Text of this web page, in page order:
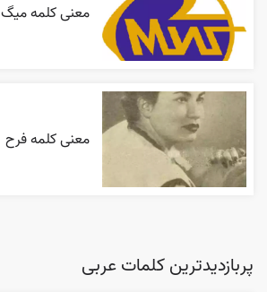
معنی کلمه میگ
معنی کلمه فرح
پربازدیدترین کلمات عربی